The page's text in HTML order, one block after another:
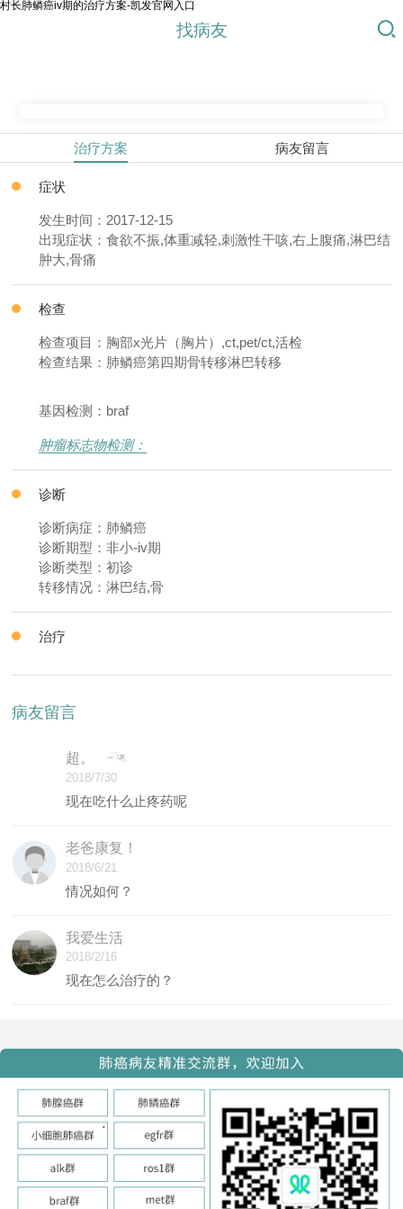
村长肺鳞癌iv期的治疗方案-凯发官网入口
找病友
治疗方案 病友留言
症状
发生时间：2017-12-15
出现症状：食欲不振,体重减轻,刺激性干咳,右上腹痛,淋巴结
肿大,骨痛
检查
检查项目：胸部x光片（胸片）,ct,pet/ct,活检
检查结果：肺鳞癌第四期骨转移淋巴转移
基因检测：braf
肿瘤标志物检测：
诊断
诊断病症：肺鳞癌
诊断期型：非小-iv期
诊断类型：初诊
转移情况：淋巴结,骨
治疗
病友留言
超。
2018/7/30
现在吃什么止疼药呢
老爸康复！
2018/6/21
情况如何？
我爱生活
2018/2/16
现在怎么治疗的？